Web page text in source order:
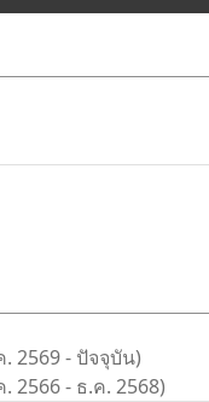
2569 - ปัจจุบัน)
2566 - ธ.ค. 2568)